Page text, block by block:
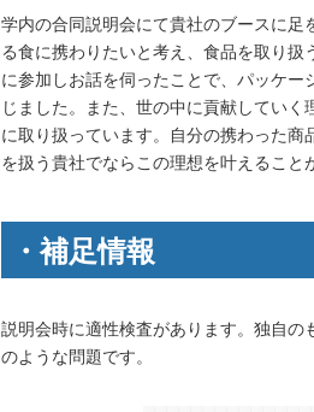
学内の合同説明会にて貴社のブースに
る食に携わりたいと考え、食品を取り
に参加しお話を伺ったことで、パッケ
じました。また、世の中に貢献してい
に取り扱っています。自分の携わった
を扱う貴社でならこの理想を叶えるこ
・補足情報
説明会時に適性検査があります。独自
のような問題です。